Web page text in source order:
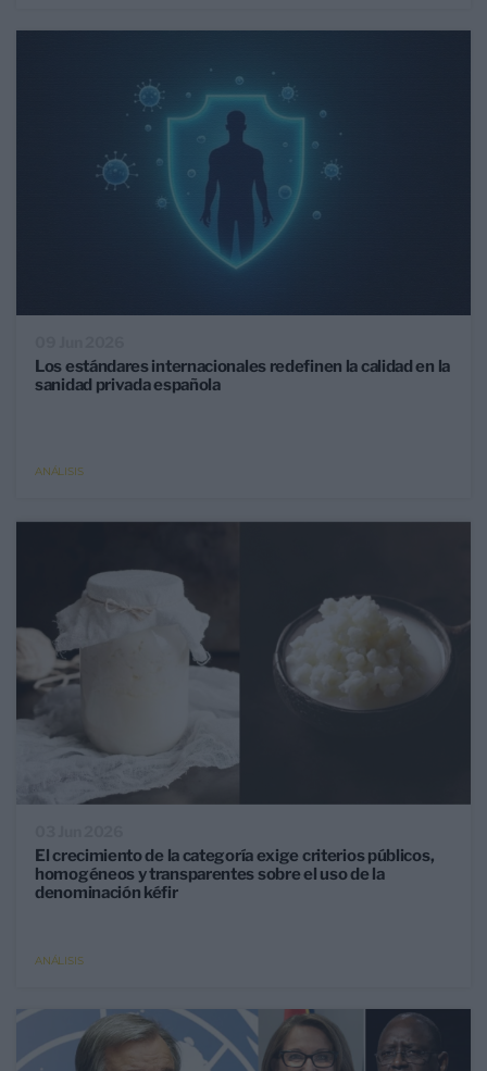
Los estándares internacionales redefinen la calidad en la
sanidad privada española
ANÁLISIS
El crecimiento de la categoría exige criterios públicos,
homogéneos y transparentes sobre el uso de la
denominación kéfir
ANÁLISIS